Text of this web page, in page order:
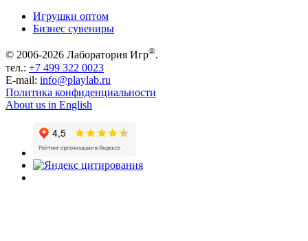
Игрушки оптом
Бизнес сувениры
© 2006-2026 Лаборатория Игр®.
тел.: +7 499 322 0023
E-mail: info@playlab.ru
Политика конфиденциальности
About us in English